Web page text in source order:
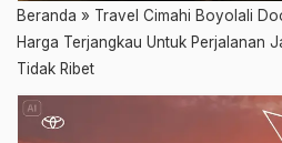
Beranda » Travel Cimahi Boyolali
Harga Terjangkau Untuk Perjalanan
Tidak Ribet